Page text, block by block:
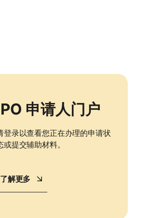
申请人门户
登录以查看您正在办理的申请状
或提交辅助材料。
了解更多